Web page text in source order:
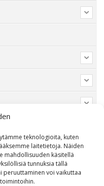
teknologioita, kuten
laitetietoja. Näiden
mahdollisuuden käsitellä
tunnuksia tällä
peruuttaminen voi vaikuttaa